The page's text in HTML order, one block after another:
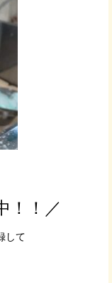
！！／
して